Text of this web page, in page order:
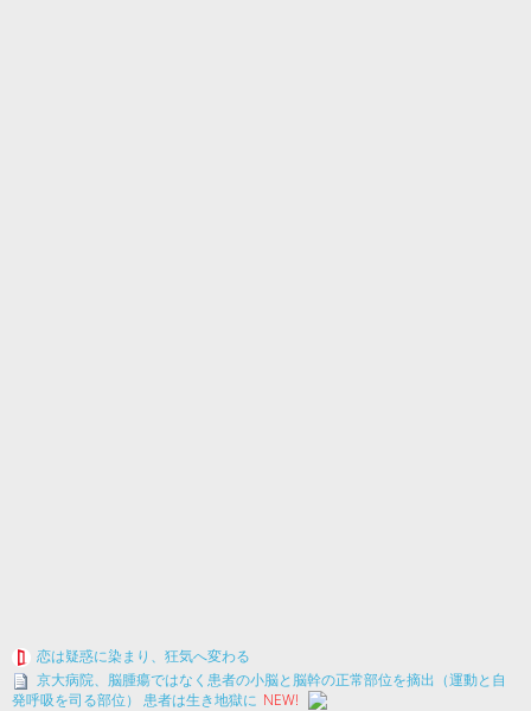
恋は疑惑に染まり、狂気へ変わる
京大病院、脳腫瘍ではなく患者の小脳と脳幹の正常部位を摘出（運動と自
発呼吸を司る部位） 患者は生き地獄に NEW!